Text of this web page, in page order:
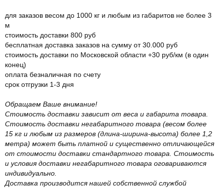
для заказов весом до 1000 кг и любым из габаритов не более 3
м
стоимость доставки 800 руб
бесплатная доставка заказов на сумму от 30.000 руб
стоимость доставки по Московской области +30 руб/км (в один
конец)
оплата безналичная по счету
срок отгрузки 1-3 дня
Обращаем Ваше внимание!
Стоимость доставки зависит от веса и габарита товара.
Стоимость доставки негабаритного товара (весом более
15 кг и любым из размеров (длина-ширина-высота) более 1,2
метра) может быть платной и существенно отличающейся
от стоимости доставки стандартного товара. Стоимость
и условия доставки негабаритного товара оговариваются
индивидуально.
Доставка производится нашей собственной службой